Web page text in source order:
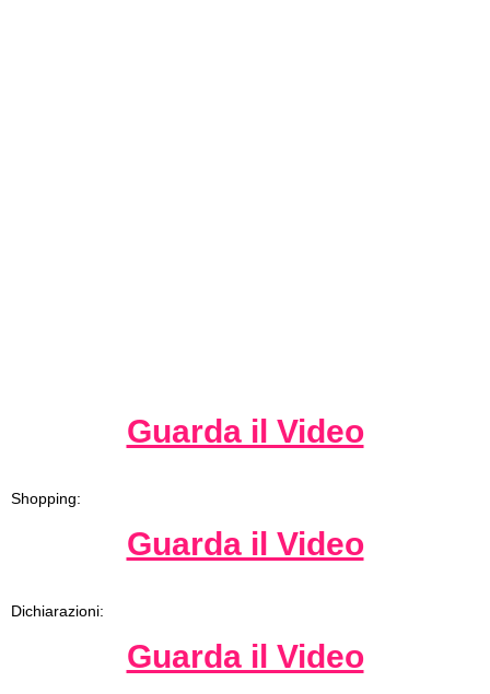
Guarda il Video
Shopping:
Guarda il Video
Dichiarazioni:
Guarda il Video